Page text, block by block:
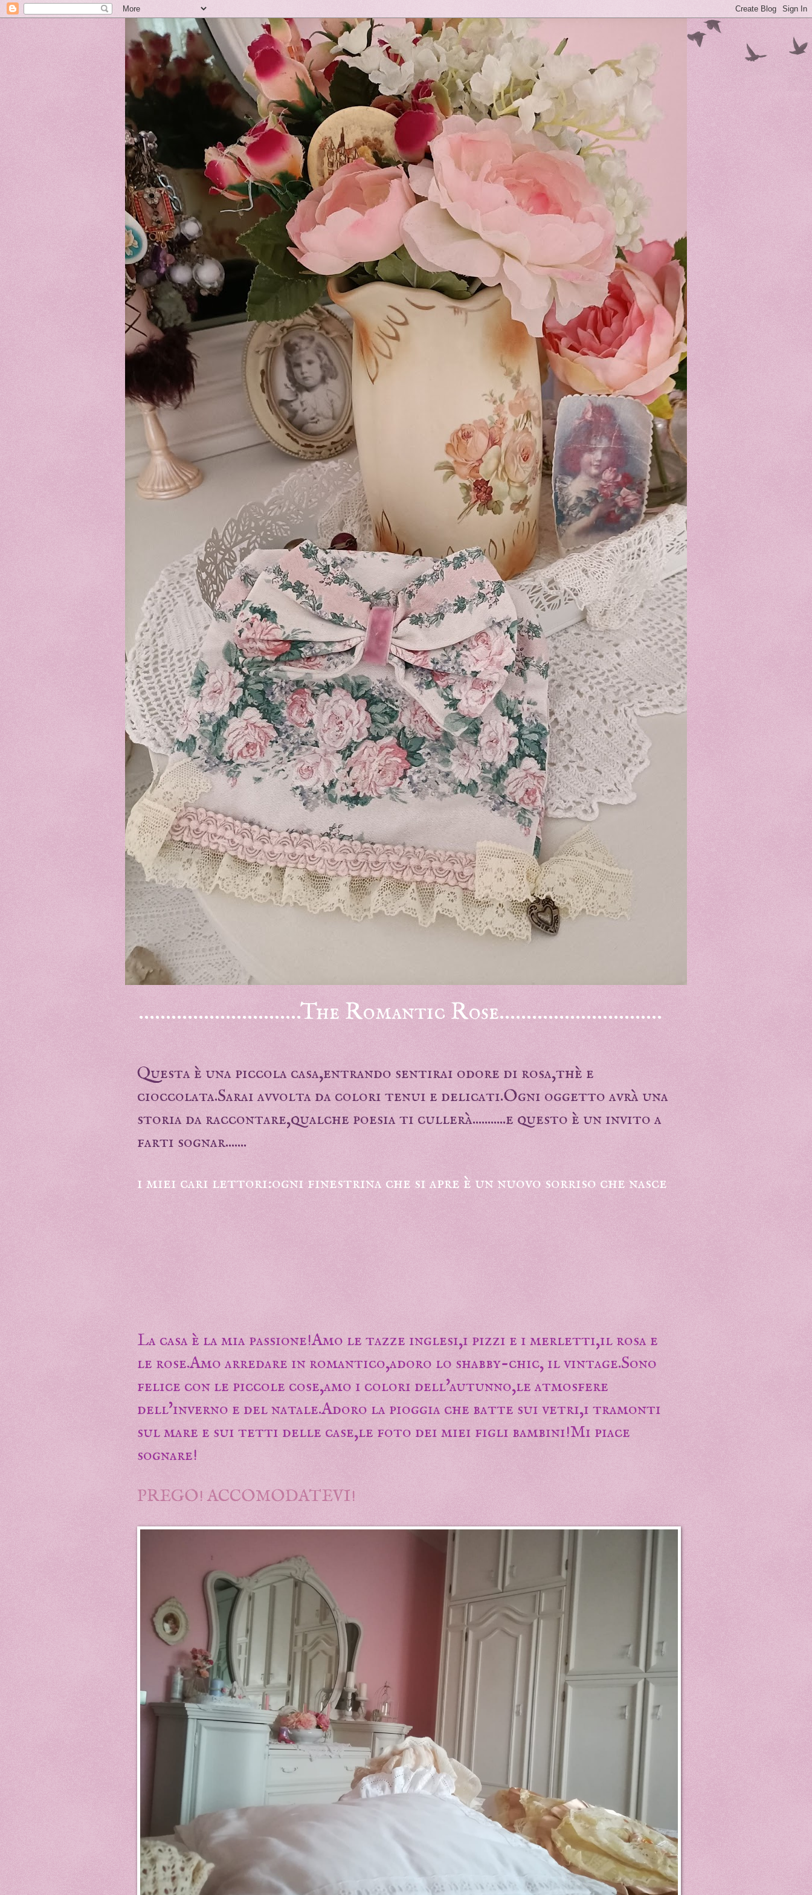
..............................The Romantic Rose..............................
Questa è una piccola casa,entrando sentirai odore di rosa,thè e
cioccolata.Sarai avvolta da colori tenui e delicati.Ogni oggetto avrà una
storia da raccontare,qualche poesia ti cullerà...........e questo è un invito a
farti sognar.......
i miei cari lettori:ogni finestrina che si apre è un nuovo sorriso che nasce
La casa è la mia passione!Amo le tazze inglesi,i pizzi e i merletti,il rosa e
le rose.Amo arredare in romantico,adoro lo shabby-chic, il vintage.Sono
felice con le piccole cose,amo i colori dell'autunno,le atmosfere
dell'inverno e del natale.Adoro la pioggia che batte sui vetri,i tramonti
sul mare e sui tetti delle case,le foto dei miei figli bambini!Mi piace
sognare!
PREGO! ACCOMODATEVI!